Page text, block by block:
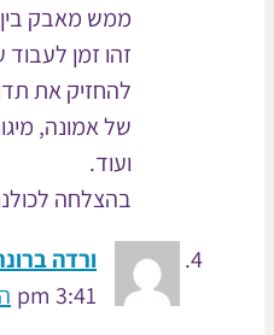
ממש מאבק בין
זהו זמן לעבוד
להחזיק את תדר האור,
של אמונה, מיגור
בהצלחה לכולנו.
ורדה ברונר.
3:41 pm
השב